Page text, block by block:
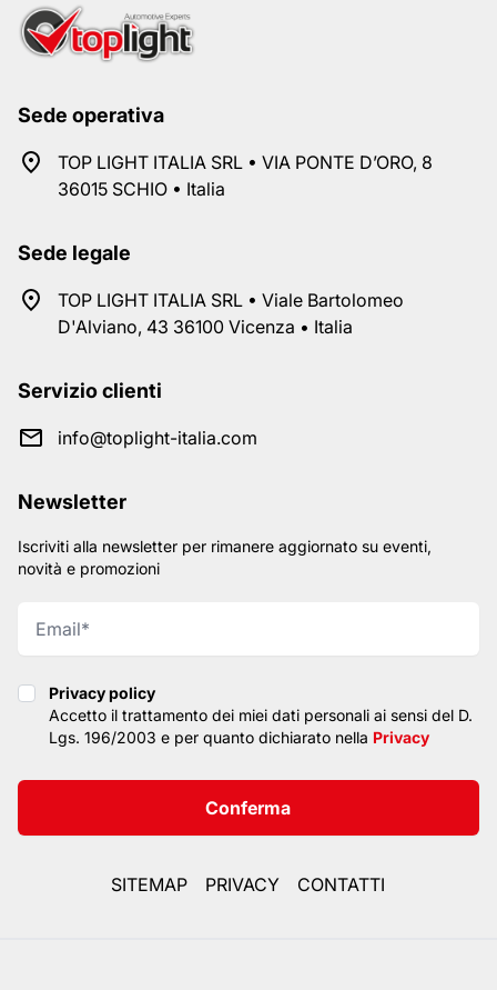
Sede operativa
TOP LIGHT ITALIA SRL • VIA PONTE D’ORO, 8
36015 SCHIO • Italia
Sede legale
TOP LIGHT ITALIA SRL • Viale Bartolomeo
D'Alviano, 43 36100 Vicenza • Italia
Servizio clienti
info@toplight-italia.com
Newsletter
Iscriviti alla newsletter per rimanere aggiornato su eventi,
novità e promozioni
Privacy policy
Privacy policy
Accetto il trattamento dei miei dati personali ai sensi del D.
Lgs. 196/2003 e per quanto dichiarato nella Privacy
Conferma
SITEMAP PRIVACY CONTATTI